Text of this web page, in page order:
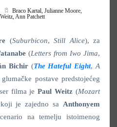
Braco Kartal, Julianne Moore,
Ann Patchett
(Suburbicon, Still Alice), za
(Letters from Iwo Jima,
Bichir(The Hateful Eight, A
postave predstojećeg
filma jePaul Weitz (Mozart
je zajedno sa Anthonyem
na temelju istoimenog